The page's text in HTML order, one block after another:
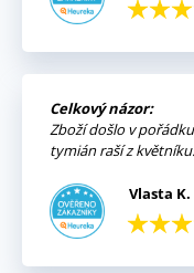
Celkový názor:
Zboží došlo v
tymián raší z květníku.
Vlasta K.